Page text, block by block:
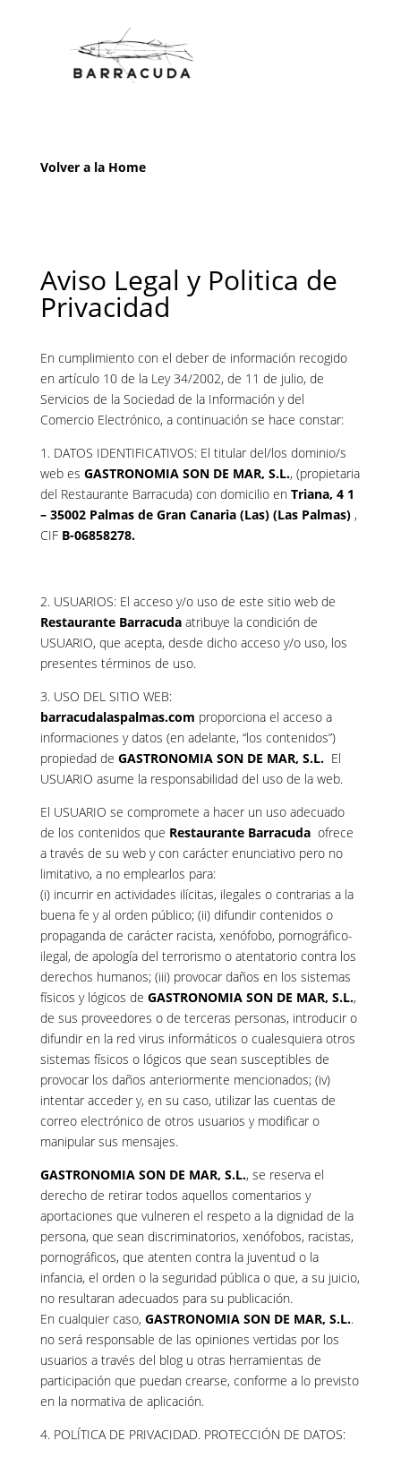
Volver a la Home
Aviso Legal y Politica de
Privacidad
En cumplimiento con el deber de información recogido
en artículo 10 de la Ley 34/2002, de 11 de julio, de
Servicios de la Sociedad de la Información y del
Comercio Electrónico, a continuación se hace constar:
1. DATOS IDENTIFICATIVOS: El titular del/los dominio/s
web es GASTRONOMIA SON DE MAR, S.L., (propietaria
del Restaurante Barracuda) con domicilio en Triana, 4 1
– 35002 Palmas de Gran Canaria (Las) (Las Palmas) ,
CIF B-06858278.
2. USUARIOS: El acceso y/o uso de este sitio web de
Restaurante Barracudaatribuye la condición de
USUARIO, que acepta, desde dicho acceso y/o uso, los
presentes términos de uso.
3. USO DEL SITIO WEB:
barracudalaspalmas.com proporciona el acceso a
informaciones y datos (en adelante, “los contenidos”)
propiedad de GASTRONOMIA SON DE MAR, S.L.El
USUARIO asume la responsabilidad del uso de la web.
El USUARIO se compromete a hacer un uso adecuado
de los contenidos que Restaurante Barracudaofrece
a través de su web y con carácter enunciativo pero no
limitativo, a no emplearlos para:
(i) incurrir en actividades ilícitas, ilegales o contrarias a la
buena fe y al orden público; (ii) difundir contenidos o
propaganda de carácter racista, xenófobo, pornográfico-
ilegal, de apología del terrorismo o atentatorio contra los
derechos humanos; (iii) provocar daños en los sistemas
físicos y lógicos de GASTRONOMIA SON DE MAR, S.L.,
de sus proveedores o de terceras personas, introducir o
difundir en la red virus informáticos o cualesquiera otros
sistemas físicos o lógicos que sean susceptibles de
provocar los daños anteriormente mencionados; (iv)
intentar acceder y, en su caso, utilizar las cuentas de
correo electrónico de otros usuarios y modificar o
manipular sus mensajes.
GASTRONOMIA SON DE MAR, S.L., se reserva el
derecho de retirar todos aquellos comentarios y
aportaciones que vulneren el respeto a la dignidad de la
persona, que sean discriminatorios, xenófobos, racistas,
pornográficos, que atenten contra la juventud o la
infancia, el orden o la seguridad pública o que, a su juicio,
no resultaran adecuados para su publicación.
En cualquier caso, GASTRONOMIA SON DE MAR, S.L..
no será responsable de las opiniones vertidas por los
usuarios a través del blog u otras herramientas de
participación que puedan crearse, conforme a lo previsto
en la normativa de aplicación.
4. POLÍTICA DE PRIVACIDAD. PROTECCIÓN DE DATOS: